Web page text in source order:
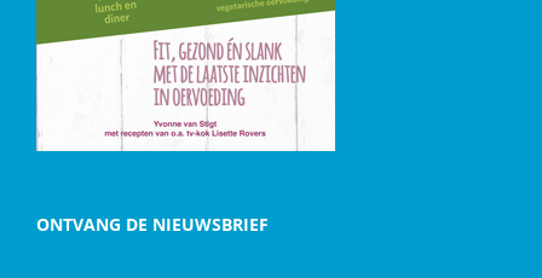
ONTVANG DE NIEUWSBRIEF